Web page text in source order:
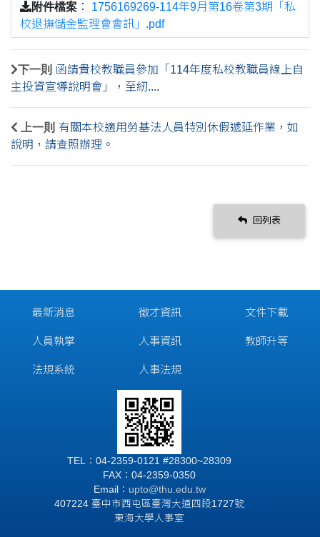
附件檔案 ： 1756169269-114年9月第16卷第3期「私
校退撫儲金監理會會訊」.pdf
下一則 函請貴校教職員參加「114年度私校教職員線上自
主投資宣導說明會」，至紉....
上一則 有關本校適用勞基法人員特別休假遞延作業，如
說明，請查照辦理。
回列表
最新消息
人員執掌
法規系統
徵才資訊
人事資訊
人事法規
文件下載
教師升等
TEL：04-2359-0121 #28300~28309
FAX：04-2359-0350
Email： upto@thu.edu.tw
407224 臺中市西屯區臺灣大道四段1727號
東海大學人事室